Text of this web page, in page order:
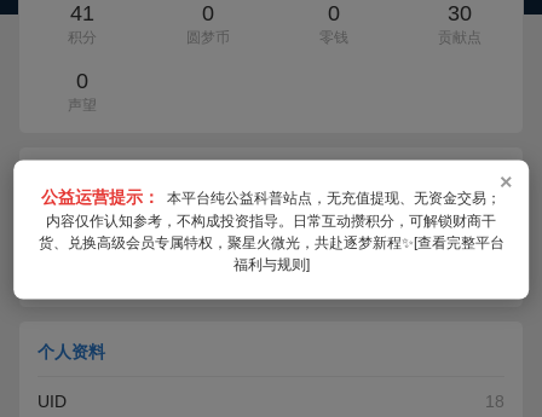
×
公益运营提示：
本平台纯公益科普站点，无充值提现、无资金交易；
内容仅作认知参考，不构成投资指导。日常互动攒积分，可解锁财商干
货、兑换高级会员专属特权，聚星火微光，共赴逐梦新程✨[查看完整平台
福利与规则]
41
积分
0
圆梦币
0
零钱
30
贡献点
0
声望
Ta的主题 发短消息
个人资料
UID 18